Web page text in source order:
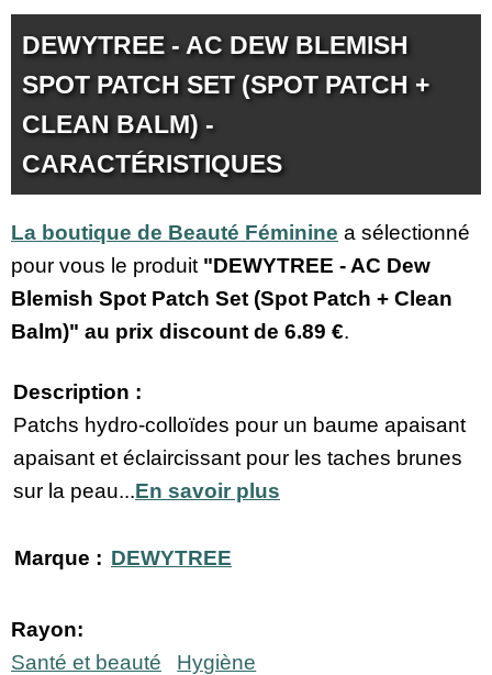
DEWYTREE - AC DEW BLEMISH
SPOT PATCH SET (SPOT PATCH +
CLEAN BALM) -
CARACTÉRISTIQUES
La boutique de Beauté Féminine a sélectionné
pour vous le produit "DEWYTREE - AC Dew
Blemish Spot Patch Set (Spot Patch + Clean
Balm)" au prix discount de 6.89 €.
Description :
Patchs hydro-colloïdes pour un baume apaisant
apaisant et éclaircissant pour les taches brunes
sur la peau...En savoir plus
Marque : DEWYTREE
Rayon:
Santé et beauté
Hygiène